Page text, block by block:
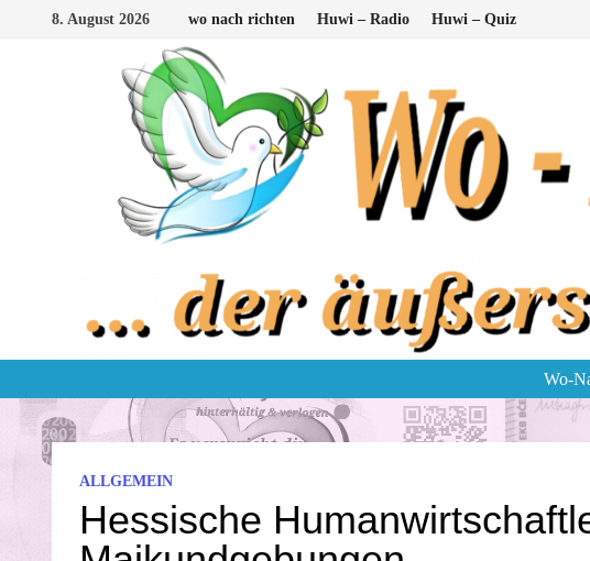
8. August 2026 wo nach richten Huwi – Radio Huwi – Quiz
Wo-
ALLGEMEIN
Hessische